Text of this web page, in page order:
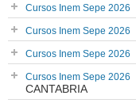
Cursos Inem Sepe 2026
Cursos Inem Sepe 2026
Cursos Inem Sepe 2026
Cursos Inem Sepe 2026
CANTABRIA